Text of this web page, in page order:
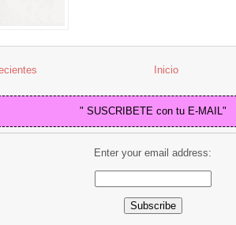
Inicio
" SUSCRIBETE con tu E-MAIL"
Enter your email address: